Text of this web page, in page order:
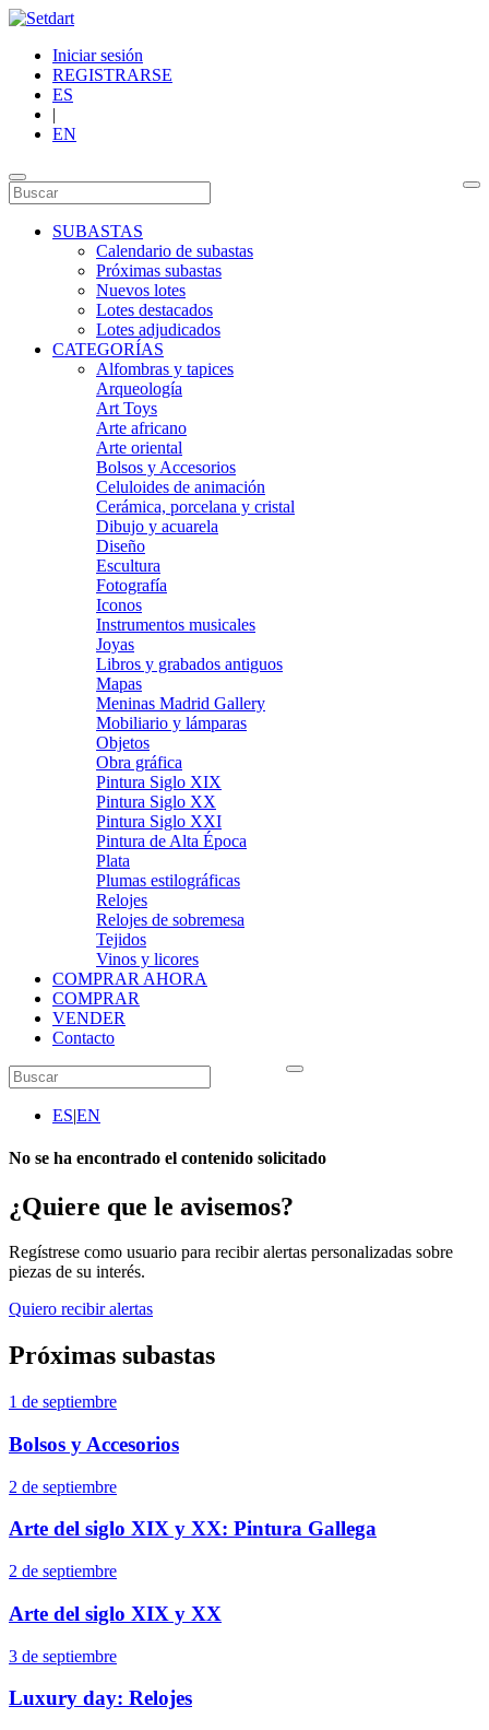
Iniciar sesión
REGISTRARSE
ES
|
EN
SUBASTAS
Calendario de subastas
Próximas subastas
Nuevos lotes
Lotes destacados
Lotes adjudicados
CATEGORÍAS
Alfombras y tapices
Arqueología
Art Toys
Arte africano
Arte oriental
Bolsos y Accesorios
Celuloides de animación
Cerámica, porcelana y cristal
Dibujo y acuarela
Diseño
Escultura
Fotografía
Iconos
Instrumentos musicales
Joyas
Libros y grabados antiguos
Mapas
Meninas Madrid Gallery
Mobiliario y lámparas
Objetos
Obra gráfica
Pintura Siglo XIX
Pintura Siglo XX
Pintura Siglo XXI
Pintura de Alta Época
Plata
Plumas estilográficas
Relojes
Relojes de sobremesa
Tejidos
Vinos y licores
COMPRAR AHORA
COMPRAR
VENDER
Contacto
ES|EN
No se ha encontrado el contenido solicitado
¿Quiere que le avisemos?
Regístrese como usuario para recibir alertas personalizadas sobre
piezas de su interés.
Quiero recibir alertas
Próximas subastas
1 de septiembre
Bolsos y Accesorios
2 de septiembre
Arte del siglo XIX y XX: Pintura Gallega
2 de septiembre
Arte del siglo XIX y XX
3 de septiembre
Luxury day: Relojes